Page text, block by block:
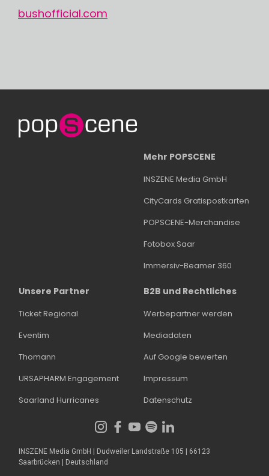
bushofficial.com
Mehr POPSCENE
INSZENE Media GmbH
CityCards Gratispostkarten
POPSCENE-Merchandise
Fotobox Saar
Immersiv-Beamer 360
Unsere Partner
Ticket Regional
Eventim
Thomann
URSAPHARM Engagement
Saarland Hurricanes
B2B und Rechtliches
Werbepartner werden
Mediadaten
Auf Google bewerten
Impressum
Datenschutz
INSZENE Media GmbH | Dudweiler Landstraße 105 | 66123
Saarbrücken | Deutschland